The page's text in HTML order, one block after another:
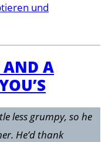
und
AND A
less grumpy, so he
He’d thank